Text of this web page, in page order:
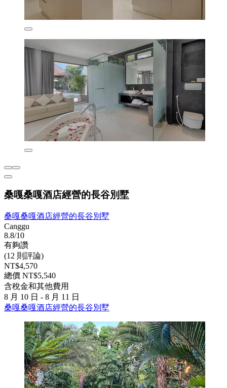
桑嘎桑嘎酒店經營的長谷別墅
桑嘎桑嘎酒店經營的長谷別墅
Canggu
8.8/10
有夠讚
(12 則評論)
NT$4,570
總價 NT$5,540
含稅金和其他費用
8 月 10 日 - 8 月 11 日
桑嘎桑嘎酒店經營的長谷別墅